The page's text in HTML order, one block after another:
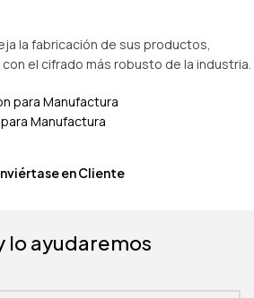
la fabricación de sus productos,
el cifrado más robusto de la industria.
para Manufactura
Manufactura
en Cliente
lo ayudaremos